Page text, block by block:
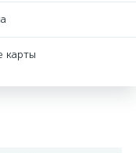
карты